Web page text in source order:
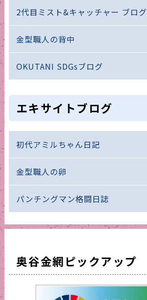
2代目ミスト&キャッチャー ブログ
金型職人の背中
OKUTANI SDGsブログ
エキサイトブログ
初代アミルちゃん日記
金型職人の卵
パンチングマン格闘日誌
奥谷金網ピックアップ